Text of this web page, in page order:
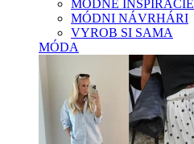
MÓDNE INŠPIRÁCIE
MÓDNI NÁVRHÁRI
VYROB SI SAMA
MÓDA